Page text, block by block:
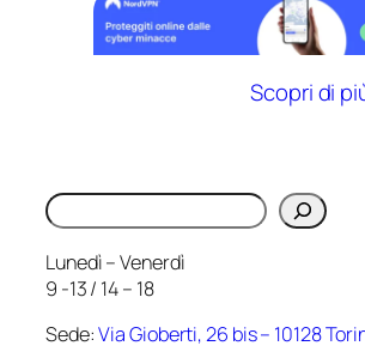
Scopri di
Cerca
Lunedì – Venerdì
9 -13 / 14 – 18
Sede:Via Gioberti, 26 bis – 10128